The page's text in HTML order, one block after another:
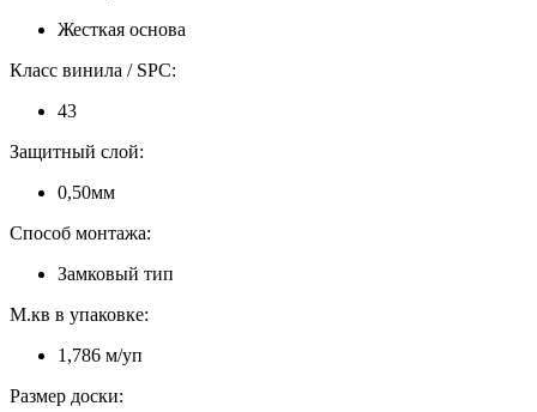
Жесткая основа
Класс винила / SPC:
43
Защитный слой:
0,50мм
Способ монтажа:
Замковый тип
М.кв в упаковке:
1,786 м/уп
Размер доски: